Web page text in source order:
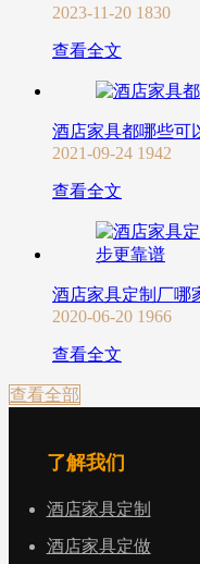
2023-11-20 1830
查看全文
酒店家具都哪些可
2021-09-24 1942
查看全文
酒店家具定制厂哪
2020-06-20 1966
查看全文
查看全部
了解我们
酒店家具定制
酒店家具定做